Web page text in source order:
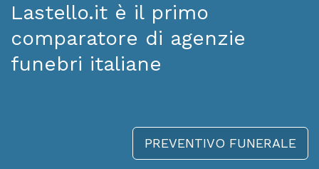
Lastello.it è il primo
comparatore di agenzie
funebri italiane
PREVENTIVO FUNERALE